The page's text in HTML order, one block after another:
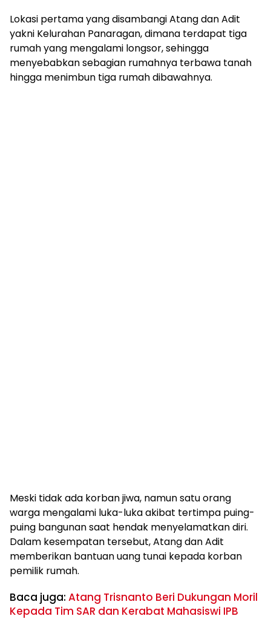
Lokasi pertama yang disambangi Atang dan Adit
yakni Kelurahan Panaragan, dimana terdapat tiga
rumah yang mengalami longsor, sehingga
menyebabkan sebagian rumahnya terbawa tanah
hingga menimbun tiga rumah dibawahnya.
Meski tidak ada korban jiwa, namun satu orang
warga mengalami luka-luka akibat tertimpa puing-
puing bangunan saat hendak menyelamatkan diri.
Dalam kesempatan tersebut, Atang dan Adit
memberikan bantuan uang tunai kepada korban
pemilik rumah.
Baca juga: Atang Trisnanto Beri Dukungan Moril
Kepada Tim SAR dan Kerabat Mahasiswi IPB